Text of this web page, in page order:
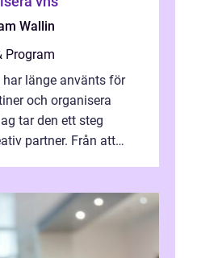
Wallin
Program
länge använts för
och organisera
tar den ett steg
partner. Från att